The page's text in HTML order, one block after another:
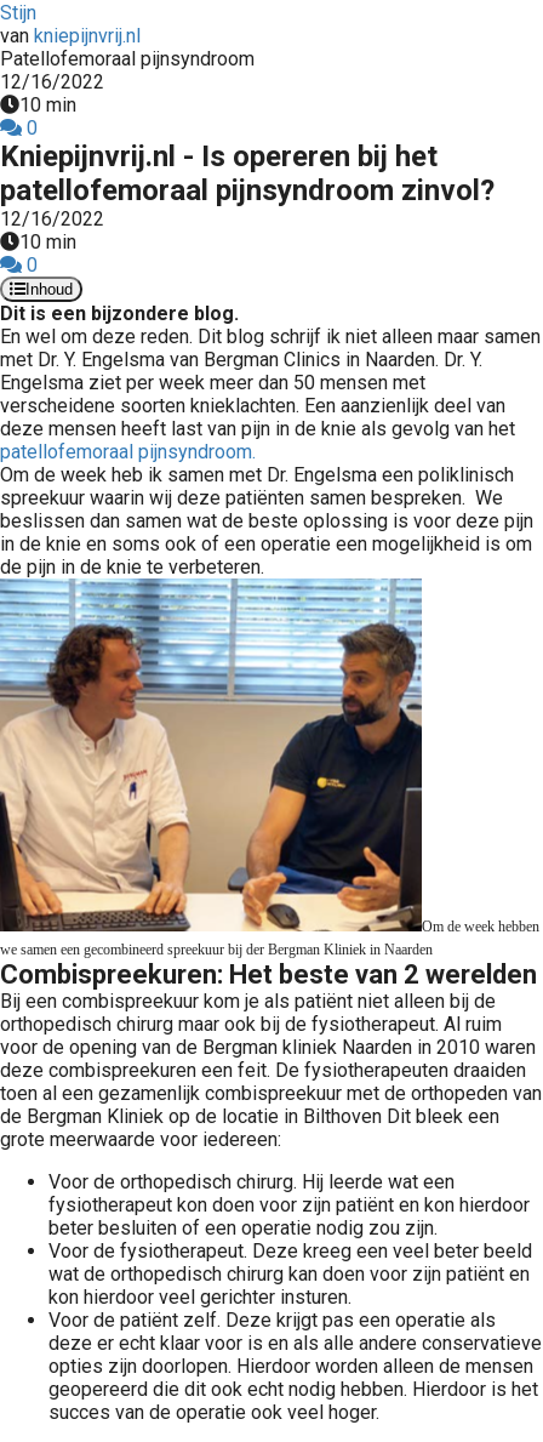
Stijn
van kniepijnvrij.nl
Patellofemoraal pijnsyndroom
12/16/2022
10 min
0
Kniepijnvrij.nl - Is opereren bij het
patellofemoraal pijnsyndroom zinvol?
12/16/2022
10 min
0
Inhoud
Dit is een bijzondere blog.
En wel om deze reden. Dit blog schrijf ik niet alleen maar samen
met Dr. Y. Engelsma van Bergman Clinics in Naarden. Dr. Y.
Engelsma ziet per week meer dan 50 mensen met
verscheidene soorten knieklachten. Een aanzienlijk deel van
deze mensen heeft last van pijn in de knie als gevolg van het
patellofemoraal pijnsyndroom.
Om de week heb ik samen met Dr. Engelsma een poliklinisch
spreekuur waarin wij deze patiënten samen bespreken. We
beslissen dan samen wat de beste oplossing is voor deze pijn
in de knie en soms ook of een operatie een mogelijkheid is om
de pijn in de knie te verbeteren.
Om de week hebben
we samen een gecombineerd spreekuur bij der Bergman Kliniek in Naarden
Combispreekuren: Het beste van 2 werelden
Bij een combispreekuur kom je als patiënt niet alleen bij de
orthopedisch chirurg maar ook bij de fysiotherapeut. Al ruim
voor de opening van de Bergman kliniek Naarden in 2010 waren
deze combispreekuren een feit. De fysiotherapeuten draaiden
toen al een gezamenlijk combispreekuur met de orthopeden van
de Bergman Kliniek op de locatie in Bilthoven Dit bleek een
grote meerwaarde voor iedereen:
Voor de orthopedisch chirurg. Hij leerde wat een
fysiotherapeut kon doen voor zijn patiënt en kon hierdoor
beter besluiten of een operatie nodig zou zijn.
Voor de fysiotherapeut. Deze kreeg een veel beter beeld
wat de orthopedisch chirurg kan doen voor zijn patiënt en
kon hierdoor veel gerichter insturen.
Voor de patiënt zelf. Deze krijgt pas een operatie als
deze er echt klaar voor is en als alle andere conservatieve
opties zijn doorlopen. Hierdoor worden alleen de mensen
geopereerd die dit ook echt nodig hebben. Hierdoor is het
succes van de operatie ook veel hoger.
op
gebruikt
te
de
Hierdoor
website-
van